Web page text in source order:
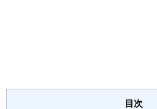
目次